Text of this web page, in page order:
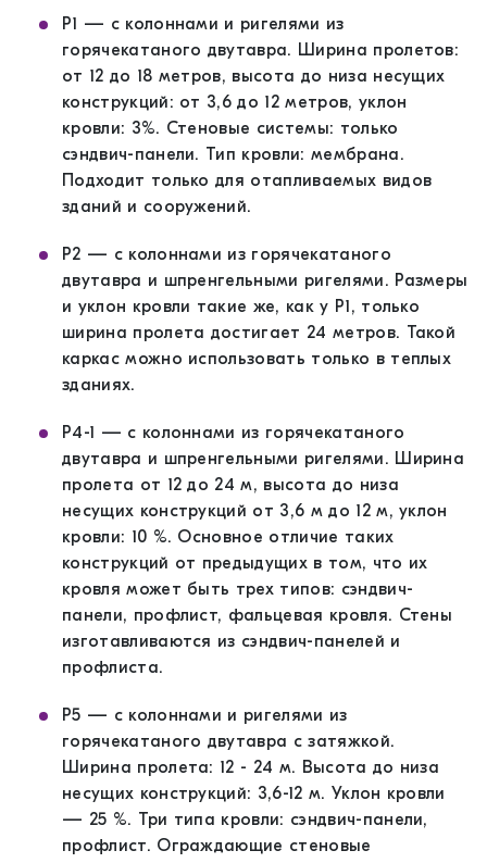
P1 — с колоннами и ригелями из
горячекатаного двутавра. Ширина пролетов:
от 12 до 18 метров, высота до низа несущих
конструкций: от 3,6 до 12 метров, уклон
кровли: 3%. Стеновые системы: только
сэндвич-панели. Тип кровли: мембрана.
Подходит только для отапливаемых видов
зданий и сооружений.
P2 — с колоннами из горячекатаного
двутавра и шпренгельными ригелями. Размеры
и уклон кровли такие же, как у P1, только
ширина пролета достигает 24 метров. Такой
каркас можно использовать только в теплых
зданиях.
P4-1 — с колоннами из горячекатаного
двутавра и шпренгельными ригелями. Ширина
пролета от 12 до 24 м, высота до низа
несущих конструкций от 3,6 м до 12 м, уклон
кровли: 10 %. Основное отличие таких
конструкций от предыдущих в том, что их
кровля может быть трех типов: сэндвич-
панели, профлист, фальцевая кровля. Стены
изготавливаются из сэндвич-панелей и
профлиста.
P5 — с колоннами и ригелями из
горячекатаного двутавра с затяжкой.
Ширина пролета: 12 - 24 м. Высота до низа
несущих конструкций: 3,6-12 м. Уклон кровли
— 25 %. Три типа кровли: сэндвич-панели,
профлист. Ограждающие стеновые